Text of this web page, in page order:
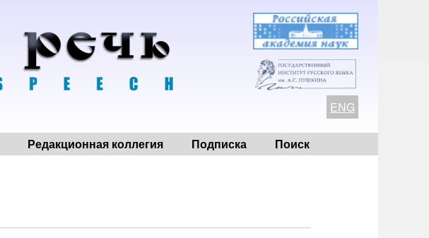
ENG
Редакционная коллегия Подписка Поиск